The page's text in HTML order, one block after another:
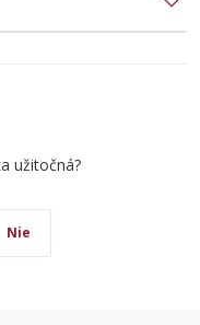
užitočná?
Nie